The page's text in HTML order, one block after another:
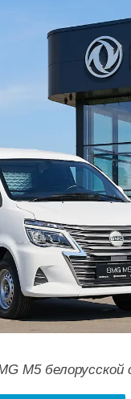
M5 белорусской